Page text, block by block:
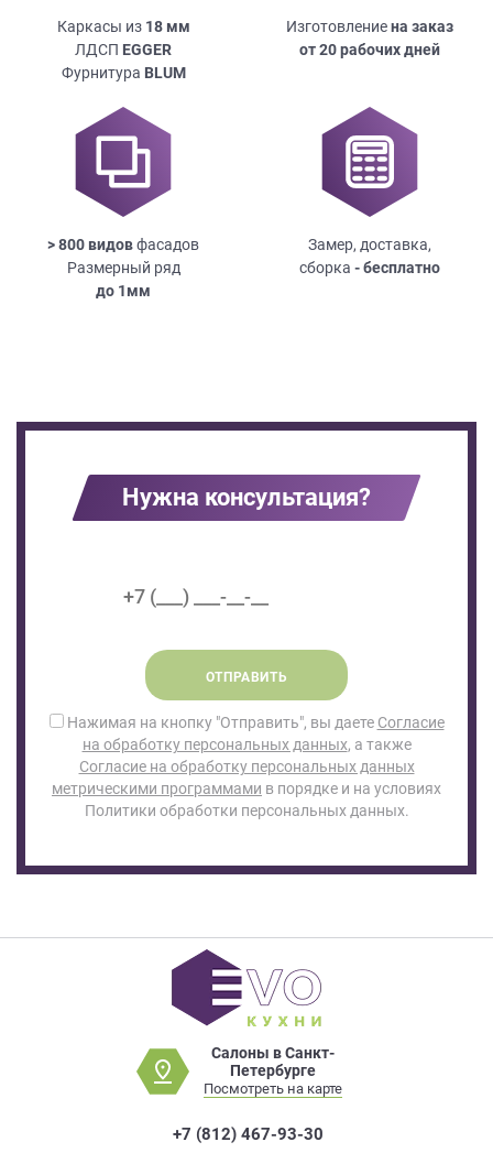
Каркасы из 18мм
ЛДСП EGGER
Фурнитура BLUM
Изготовлениена заказ
от 20 рабочих дней
> 800 видовфасадов
Размерный ряд
до 1мм
Замер, доставка,
сборка - бесплатно
Нужна консультация?
ОТПРАВИТЬ
Нажимая на кнопку "Отправить", вы даете Согласие
на обработку персональных данных, а также
Согласие на обработку персональных данных
метрическими программами в порядке и на условиях
Политики обработки персональных данных.
Салоны в Санкт-
Петербурге
Посмотреть на карте
+7 (812) 467-93-30